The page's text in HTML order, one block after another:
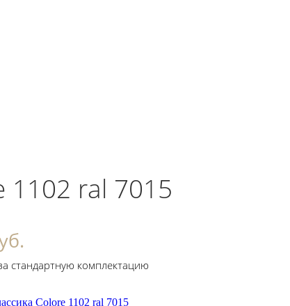
1102 ral 7015
стандартную комплектацию